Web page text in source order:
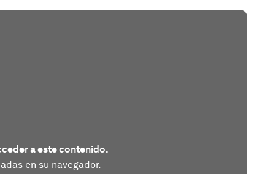
a este contenido.
en su navegador.